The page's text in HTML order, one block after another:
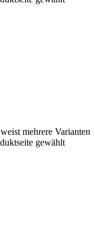
mehrere Varianten
gewählt